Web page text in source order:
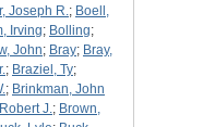
Joseph R.; Boell,
Irving; Bolling;
John; Bray; Bray,
; Braziel, Ty;
; Brinkman, John
J.; Brown,